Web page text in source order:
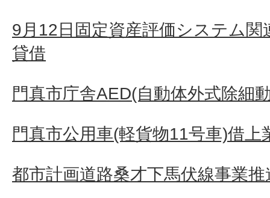
9月12日固定資産評価システム関
貸借
門真市庁舎AED(自動体外式除細
門真市公用車(軽貨物11号車)借上
都市計画道路桑才下馬伏線事業